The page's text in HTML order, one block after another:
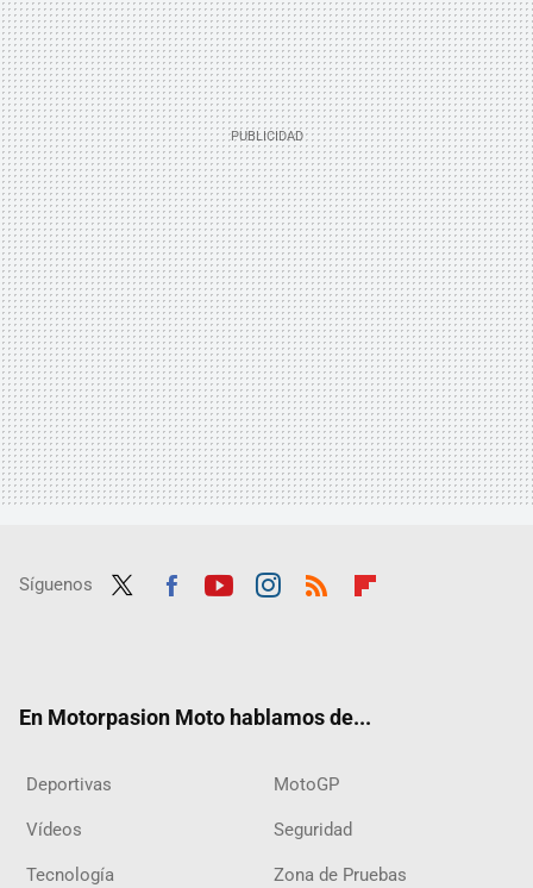
Síguenos
En Motorpasion Moto hablamos de...
Deportivas MotoGP
Vídeos Seguridad
Tecnología Zona de Pruebas